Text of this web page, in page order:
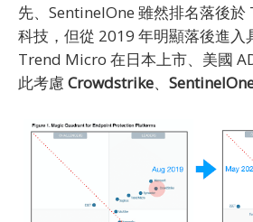
先、SentinelOne 雖然排名落後
科技，但從 2019 年明顯落後進入
Trend Micro 在日本上市、美國
此考慮 Crowdstrike、